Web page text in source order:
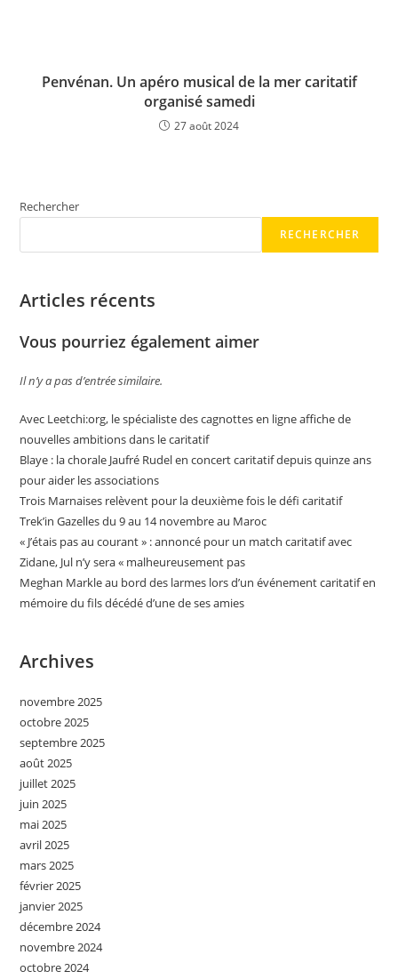
Penvénan. Un apéro musical de la mer caritatif
organisé samedi
27 août 2024
Rechercher
RECHERCHER
Articles récents
Vous pourriez également aimer
Il n’y a pas d’entrée similaire.
Avec Leetchi:org, le spécialiste des cagnottes en ligne affiche de
nouvelles ambitions dans le caritatif
Blaye : la chorale Jaufré Rudel en concert caritatif depuis quinze ans
pour aider les associations
Trois Marnaises relèvent pour la deuxième fois le défi caritatif
Trek’in Gazelles du 9 au 14 novembre au Maroc
« J’étais pas au courant » : annoncé pour un match caritatif avec
Zidane, Jul n’y sera « malheureusement pas
Meghan Markle au bord des larmes lors d’un événement caritatif en
mémoire du fils décédé d’une de ses amies
Archives
novembre 2025
octobre 2025
septembre 2025
août 2025
juillet 2025
juin 2025
mai 2025
avril 2025
mars 2025
février 2025
janvier 2025
décembre 2024
novembre 2024
octobre 2024